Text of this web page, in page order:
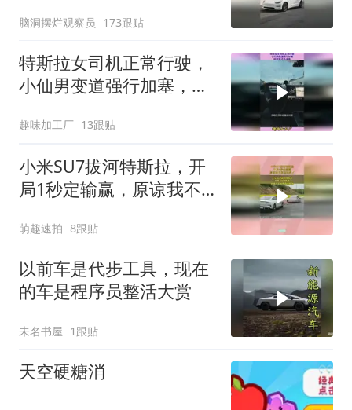
脑洞摆烂观察员 173跟贴
特斯拉女司机正常行驶，
小仙男变道强行加塞，明
趣味加工厂 13跟贴
小米SU7拔河特斯拉，开
局1秒定输赢，原谅我不
萌趣速拍 8跟贴
以前车是代步工具，现在
的车是程序员整活大赏
未名书屋 1跟贴
天空硬糖消